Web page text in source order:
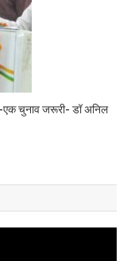
एक चुनाव जरूरी- डॉ अनिल